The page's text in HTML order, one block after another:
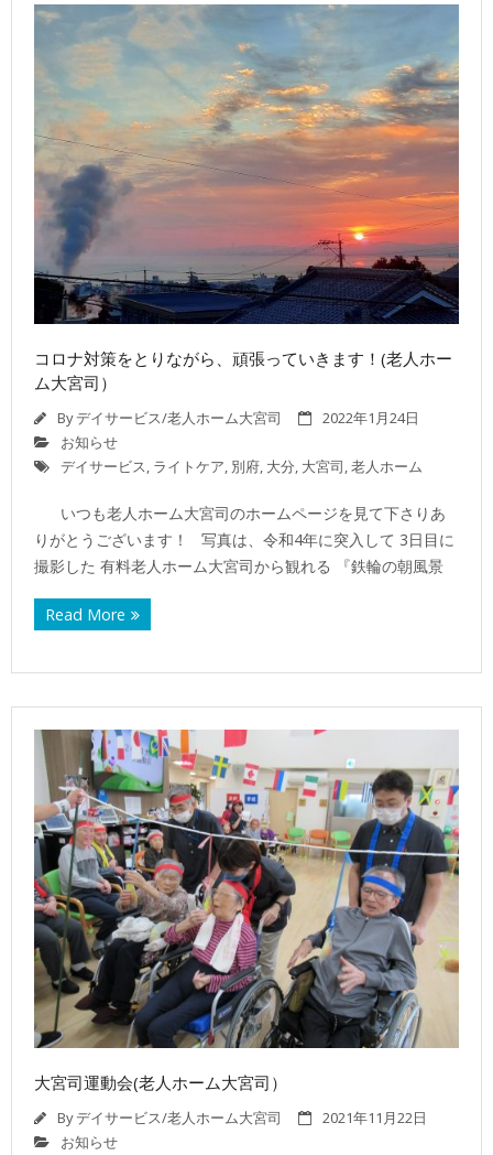
コロナ対策をとりながら、頑張っていきます！(老人ホー
ム大宮司）
Byデイサービス/老人ホーム大宮司
2022年1月24日
お知らせ
デイサービス, ライトケア, 別府, 大分, 大宮司,老人ホーム
いつも老人ホーム大宮司のホームページを見て下さりあ
りがとうございます！ 写真は、令和4年に突入して 3日目に
撮影した 有料老人ホーム大宮司から観れる 『鉄輪の朝風景
Read More
大宮司運動会(老人ホーム大宮司）
Byデイサービス/老人ホーム大宮司
2021年11月22日
お知らせ